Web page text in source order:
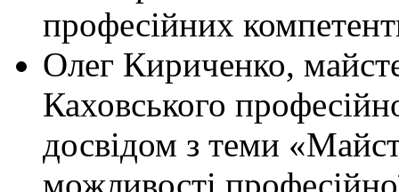
професійних
Олег Кириченко,
Каховського
досвідом з теми
можливості